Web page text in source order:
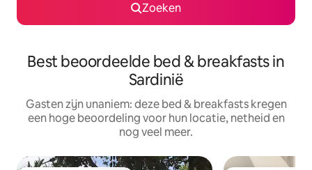
Zoeken
Best beoordeelde bed & breakfasts in
Sardinië
Gasten zijn unaniem: deze bed & breakfasts kregen
een hoge beoordeling voor hun locatie, netheid en
nog veel meer.